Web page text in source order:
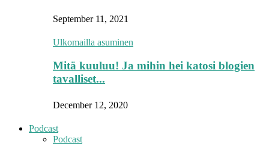
September 11, 2021
Ulkomailla asuminen
Mitä kuuluu! Ja mihin hei katosi blogien
tavalliset...
December 12, 2020
Podcast
Podcast